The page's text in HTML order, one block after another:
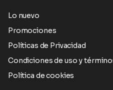
Lo nuevo
Promociones
Políticas de Privacidad
Condiciones de uso y
Política de cookies